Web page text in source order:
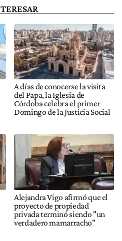
A días de conocerse la visita
del Papa, la Iglesia de
Córdoba celebra el primer
Domingo de la Justicia Social
Alejandra Vigo afirmó que el
proyecto de propiedad
privada terminó siendo "un
verdadero mamarracho"